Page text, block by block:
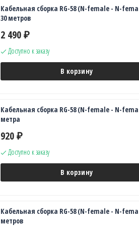
Кабельная сборка RG-58 (N-female - N-
30 метров
2 490 ₽
Доступно к заказу
В корзину
Кабельная сборка RG-58 (N-female - N-
метра
920 ₽
Доступно к заказу
В корзину
Кабельная сборка RG-58 (N-female - N-
метров